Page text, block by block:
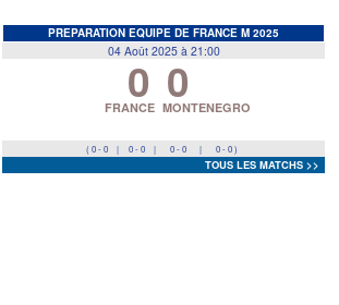
PREPARATION EQUIPE DE FRANCE M 2025
04 Août 2025 à 21:00
0
FRANCE 0
MONTENEGRO
( 0 - 0 | 0 - 0 | 0 - 0 | 0 - 0 )
TOUS LES MATCHS >>